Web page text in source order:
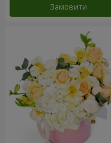
Замовити